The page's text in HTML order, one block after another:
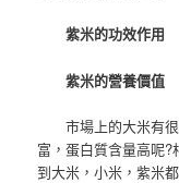
紫米的功效作用
紫米的營養價值
市場上的大米有
富，蛋白質含量高呢
到大米，小米，紫米